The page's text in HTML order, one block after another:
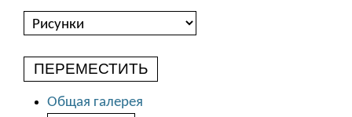
ПЕРЕМЕСТИТЬ
Общая галерея